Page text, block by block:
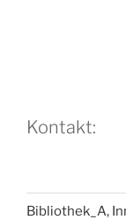
Kontakt:
Bibliothek_A,